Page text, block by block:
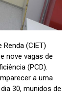
(CIET)
nove vagas de
(PCD).
a uma
30, munidos de